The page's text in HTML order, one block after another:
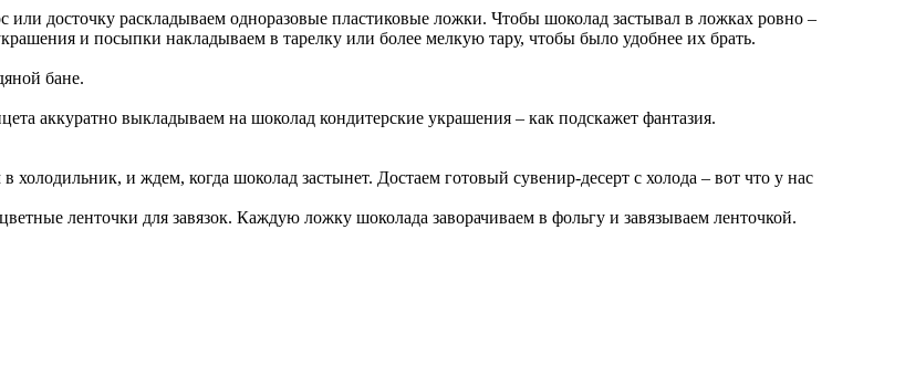
досточку раскладываем одноразовые пластиковые ложки. Чтобы шоколад застывал в ложках ровно –
и посыпки накладываем в тарелку или более мелкую тару, чтобы было удобнее их брать.
бане.
аккуратно выкладываем на шоколад кондитерские украшения – как подскажет фантазия.
и ждем, когда шоколад застынет. Достаем готовый сувенир-десерт с холода – вот что у нас
ленточки для завязок. Каждую ложку шоколада заворачиваем в фольгу и завязываем ленточкой.